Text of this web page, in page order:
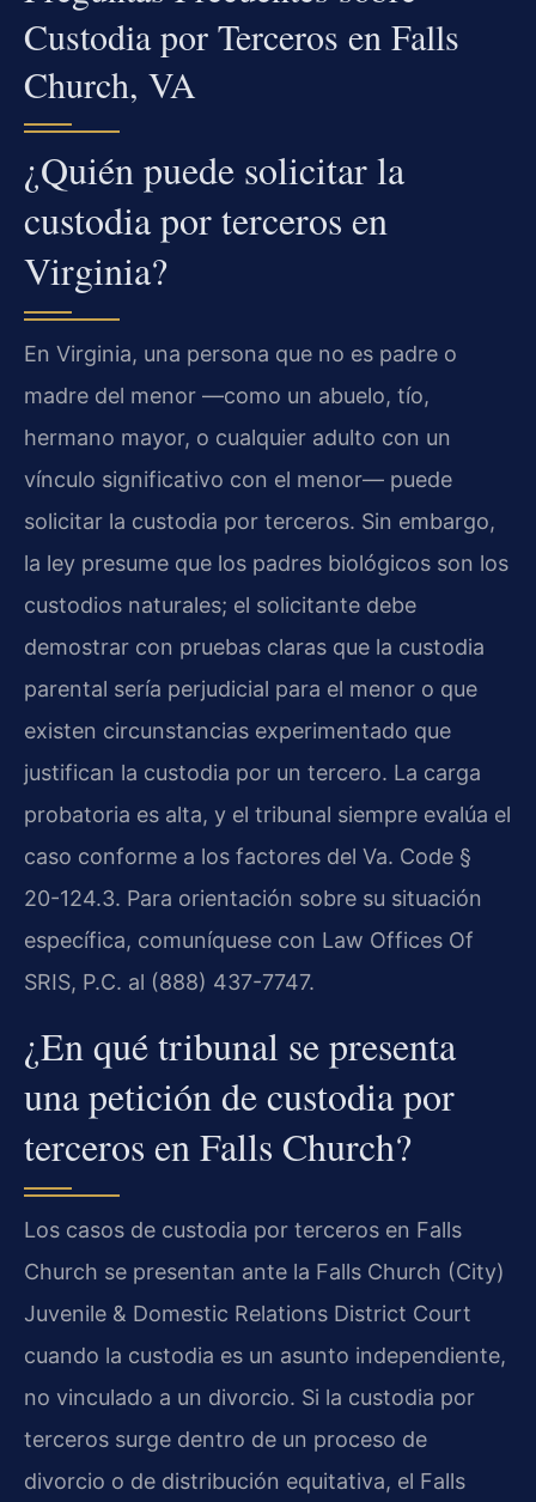
Custodia por Terceros en Falls
Church, VA
¿Quién puede solicitar la
custodia por terceros en
Virginia?
En Virginia, una persona que no es padre o
madre del menor —como un abuelo, tío,
hermano mayor, o cualquier adulto con un
vínculo significativo con el menor— puede
solicitar la custodia por terceros. Sin embargo,
la ley presume que los padres biológicos son los
custodios naturales; el solicitante debe
demostrar con pruebas claras que la custodia
parental sería perjudicial para el menor o que
existen circunstancias experimentado que
justifican la custodia por un tercero. La carga
probatoria es alta, y el tribunal siempre evalúa el
caso conforme a los factores del Va. Code §
20-124.3. Para orientación sobre su situación
específica, comuníquese con Law Offices Of
SRIS, P.C. al (888) 437-7747.
¿En qué tribunal se presenta
una petición de custodia por
terceros en Falls Church?
Los casos de custodia por terceros en Falls
Church se presentan ante la Falls Church (City)
Juvenile & Domestic Relations District Court
cuando la custodia es un asunto independiente,
no vinculado a un divorcio. Si la custodia por
terceros surge dentro de un proceso de
divorcio o de distribución equitativa, el Falls